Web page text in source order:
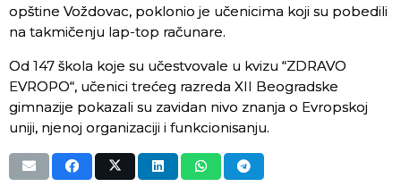
opštine Voždovac, poklonio je učenicima koji su pobedili
na takmičenju lap-top računare.
Od 147 škola koje su učestvovale u kvizu “ZDRAVO
EVROPO“, učenici trećeg razreda XII Beogradske
gimnazije pokazali su zavidan nivo znanja o Evropskoj
uniji, njenoj organizaciji i funkcionisanju.